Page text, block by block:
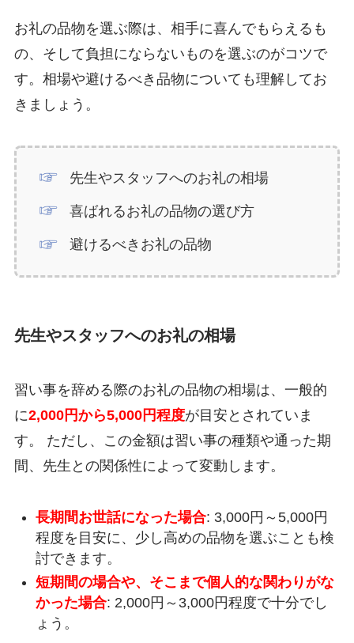
お礼の品物を選ぶ際は、相手に喜んでもらえるも
の、そして負担にならないものを選ぶのがコツで
す。相場や避けるべき品物についても理解してお
きましょう。
先生やスタッフへのお礼の相場
喜ばれるお礼の品物の選び方
避けるべきお礼の品物
先生やスタッフへのお礼の相場
習い事を辞める際のお礼の品物の相場は、一般的
に2,000円から5,000円程度が目安とされていま
す。 ただし、この金額は習い事の種類や通った期
間、先生との関係性によって変動します。
長期間お世話になった場合: 3,000円～5,000円
程度を目安に、少し高めの品物を選ぶことも検
討できます。
短期間の場合や、そこまで個人的な関わりがな
かった場合: 2,000円～3,000円程度で十分でし
ょう。